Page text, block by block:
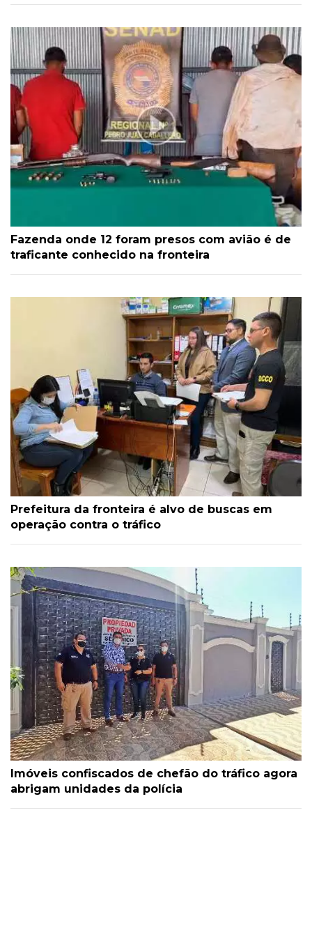
Fazenda onde 12 foram presos com avião é de
traficante conhecido na fronteira
Prefeitura da fronteira é alvo de buscas em
operação contra o tráfico
Imóveis confiscados de chefão do tráfico agora
abrigam unidades da polícia